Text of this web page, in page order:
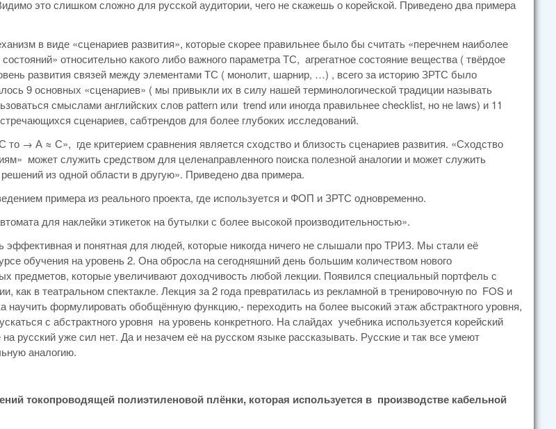
это слишком сложно для русской аудитории, чего не скажешь о корейской. Приведено два примера
в виде «сценариев развития», которые скорее правильнее было бы считать «перечнем наиболее
относительно какого либо важного параметра ТС, агрегатное состояние вещества ( твёрдое
развития связей между элементами ТС ( монолит, шарнир, …) , всего за историю ЗРТС было
9 основных «сценариев» ( мы привыкли их в силу нашей терминологической традиции называть
смыслами английских слов pattern или trend или иногда правильнее checklist, но не laws) и 11
сценариев, сабтрендов для более глубоких исследований.
→ А ≈ С», где критерием сравнения является сходство и близость сценариев развития. «Сходство
может служить средством для целенаправленного поиска полезной аналогии и может служить
из одной области в другую». Приведено два примера.
примера из реального проекта, где используется и ФОП и ЗРТС одновременно.
для наклейки этикеток на бутылки с более высокой производительностью».
и понятная для людей, которые никогда ничего не слышали про ТРИЗ. Мы стали её
обучения на уровень 2. Она обросла на сегодняшний день большим количеством нового
предметов, которые увеличивают доходчивость любой лекции. Появился специальный портфель с
как в театральном спектакле. Лекция за 2 года превратилась из рекламной в тренировочную по FOS и
научить формулировать обобщённую функцию,- переходить на более высокий этаж абстрактного уровня,
с абстрактного уровня на уровень конкретного. На слайдах учебника используется корейский
русский уже сил нет. Да и незачем её на русском языке рассказывать. Русские и так все умеют
аналогию.
токопроводящей полиэтиленовой плёнки, которая используется в производстве кабельной